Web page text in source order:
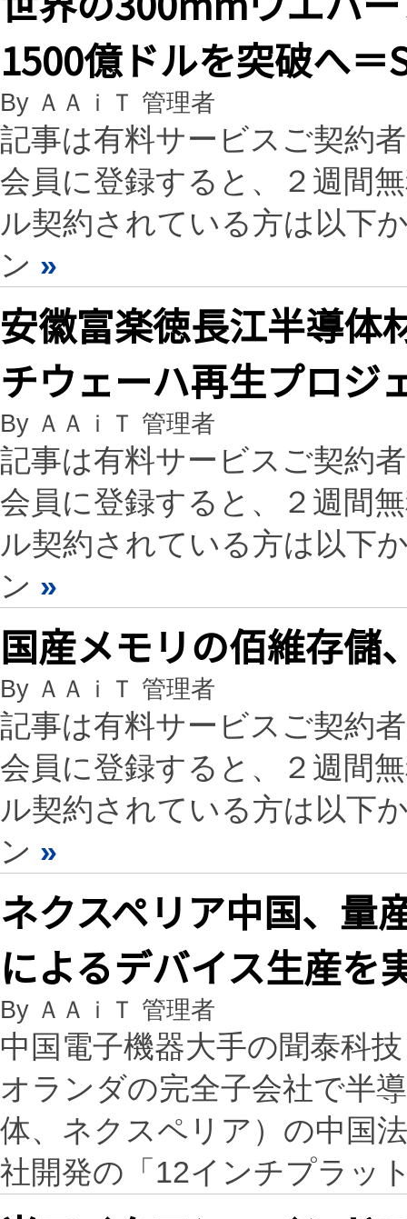
1500億ドルを突破へ＝
By ＡＡｉＴ 管理者
記事は有料サービスご契約
会員に登録すると、２週間
ル契約されている方は以下
ン »
安徽富楽徳長江半導体
チウェーハ再生プロジ
By ＡＡｉＴ 管理者
記事は有料サービスご契約
会員に登録すると、２週間
ル契約されている方は以下
ン »
国産メモリの佰維存儲
By ＡＡｉＴ 管理者
記事は有料サービスご契約
会員に登録すると、２週間
ル契約されている方は以下
ン »
ネクスペリア中国、
によるデバイス生産を
By ＡＡｉＴ 管理者
中国電子機器大手の聞泰科
オランダの完全子会社で半
体、ネクスペリア）の中国
社開発の「12インチプラッ